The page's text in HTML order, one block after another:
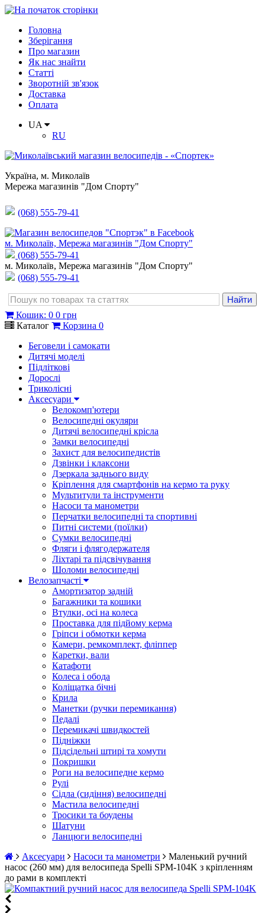
Головна
Зберігання
Про магазин
Як нас знайти
Статті
Зворотній зв'язок
Доставка
Оплата
UA
RU
Україна, м. Миколаїв
Мережа магазинів "Дом Спорту"
(068) 555-79-41
м. Миколаїв, Мережа магазинів "Дом Спорту"
(068) 555-79-41
м. Миколаїв, Мережа магазинів "Дом Спорту"
(068) 555-79-41
Кошик: 0 0 грн
Каталог
Корзина 0
Беговели і самокати
Дитячі моделі
Підліткові
Дорослі
Триколісні
Аксесуари
Велокомп'ютери
Велосипедні окуляри
Дитячі велосипедні крісла
Замки велосипедні
Захист для велосипедистів
Дзвінки і клаксони
Дзеркала заднього виду
Кріплення для смартфонів на кермо та руку
Мультитули та інструменти
Насоси та манометри
Перчатки велосипедні та спортивні
Питні системи (поїлки)
Сумки велосипедні
Фляги і флягодержателя
Ліхтарі та підсвічування
Шоломи велосипедні
Велозапчасті
Амортизатор задній
Багажники та кошики
Втулки, осі на колеса
Проставка для підйому керма
Гріпси і обмотки керма
Камери, ремкомплект, фліппер
Каретки, вали
Катафоти
Колеса і обода
Коліщатка бічні
Крила
Манетки (ручки перемикання)
Педалі
Перемикачі швидкостей
Підніжки
Підсідельні штирі та хомути
Покришки
Роги на велосипедне кермо
Рулі
Сідла (сидіння) велосипедні
Мастила велосипедні
Тросики та боудены
Шатуни
Ланцюги велосипедні
Аксесуари
Насоси та манометри
Маленький ручний
насос (260 мм) для велосипеда Spelli SPM-104K з кріпленням
до рами в комплекті